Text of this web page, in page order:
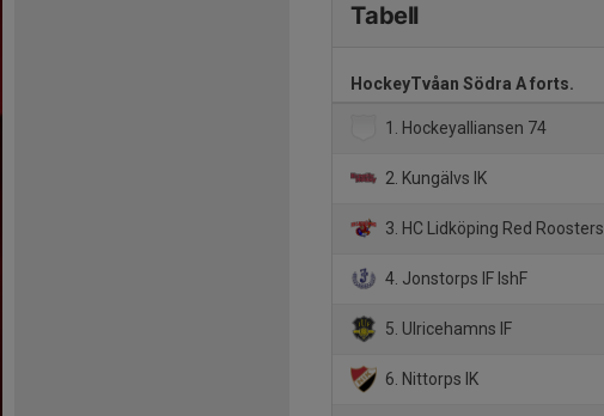
Tabell
HockeyTvåan Södra A forts.
1. Hockeyalliansen 74
2. Kungälvs IK
3. HC Lidköping Red Roosters
4. Jonstorps IF IshF
5. Ulricehamns IF
6. Nittorps IK